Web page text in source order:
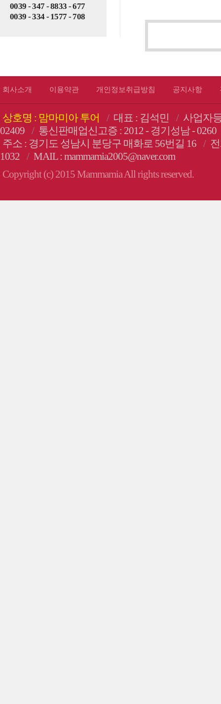
0039 - 347 - 8833 - 677
0039 - 334 - 1577 - 708
회사소개 이용약관 개인정보취급방침 공지사항
상호명 : 맘마미아 투어 / 대표 : 김석민 / 사업자
02409
/ 통신판매업신고증 : 2012 - 경기성남 - 0260
주소 : 경기도 성남시 분당구 매화로 56번길 16
/
1032
/ MAIL : mammamia2005@naver.com
Copyright (c) 2015 Mammamia All rights reserved.